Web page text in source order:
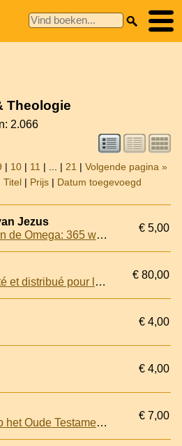
Theologie
2.066
| 10| 11 | ... | 21 | Volgende pagina »
Titel| Prijs| Datum toegevoegd
Jezus
Ik ben de Alfa en de Omega: 365 woorden van Jezus
€ 5,00
Évangile: Médité et distribué pour les jours de l'année suivant la concorde des quatre évangélistes (8 volumes)
€ 80,00
€ 4,00
€ 4,00
Commentaar op het Oude Testament : Obadja en Jona
€ 7,00